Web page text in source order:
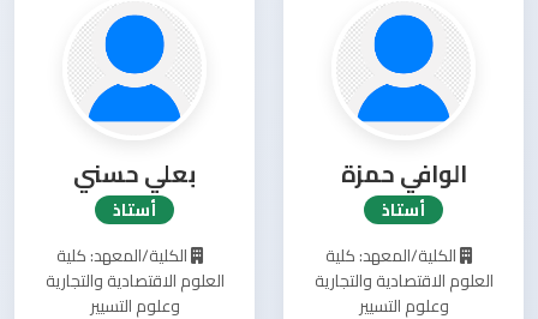
الوافي حمزة
أستاذ
الكلية/المعهد: كلية
العلوم الاقتصادية والتجارية
وعلوم التسيير
بعلي حسني
أستاذ
الكلية/المعهد: كلية
العلوم الاقتصادية والتجارية
وعلوم التسيير